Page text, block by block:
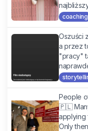
coaching
Oszuści
a przez
"pracy"
People
🇵🇱 Many
applying
Only